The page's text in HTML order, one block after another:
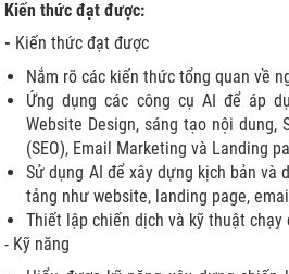
Kiến thức đạt được:
- Kiến thức đạt được
Nắm rõ các kiến thức tổng quan về
Ứng dụng các công cụ AI để áp
Website Design, sáng tạo nội
(SEO), Email Marketing và Landing
Sử dụng AI để xây dựng kịch bản và
tảng như website, landing page,
Thiết lập chiến dịch và kỹ thuật chạy
- Kỹ năng